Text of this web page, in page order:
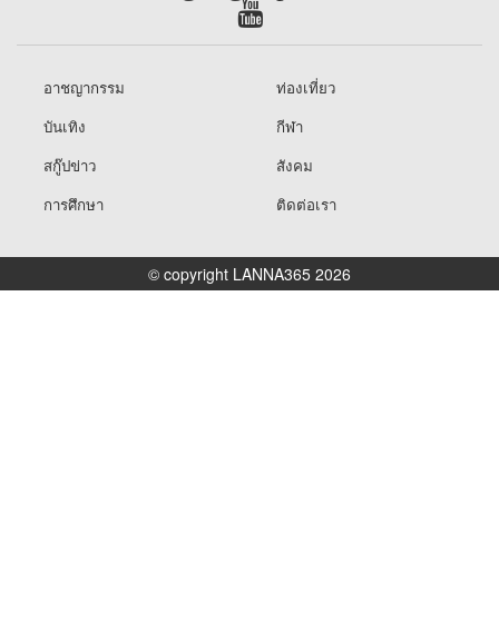
อาชญากรรม
ท่องเที่ยว
บันเทิง
กีฬา
สกู๊ปข่าว
สังคม
การศึกษา
ติดต่อเรา
© copyright LANNA365 2026